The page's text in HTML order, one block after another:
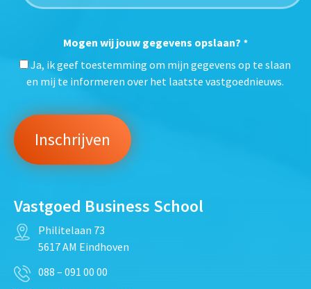
Mogen wij jouw gegevens opslaan? *
Ja, ik geef toestemming om mijn gegevens op te slaan
en mij te informeren over het laatste vastgoednieuws.
Vastgoed Business School
Philitelaan 73
5617 AM Eindhoven
088 – 091 00 00